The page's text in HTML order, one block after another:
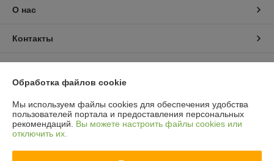
О нас
Контакты
Полная версия сайта
Политика обработки cookies
Обработка файлов cookie
Мы используем файлы cookies для обеспечения удобства
пользователей портала и предоставления персональных
рекомендаций. Вы можете настроить файлы cookies или
отключить их.